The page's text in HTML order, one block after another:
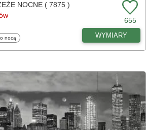
NOCNE ( 7875 )
655
nocą WYMIARY